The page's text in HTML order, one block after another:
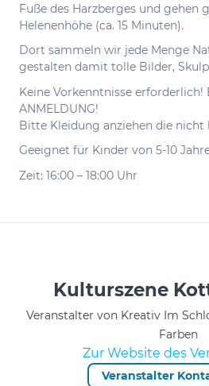
Fuße des Harzberges und gehen
Helenenhöhe (ca. 15 Minuten).
Dort sammeln wir jede Menge
gestalten damit tolle Bilder,
Keine Vorkenntnisse
ANMELDUNG!
Bitte Kleidung anziehen die nicht
Geeignet für Kinder von 5-10
Zeit: 16:00 – 18:00 Uhr
Kulturszene
Veranstalter von Kreativ Im
Farben
Zur Website des
Veranstalter